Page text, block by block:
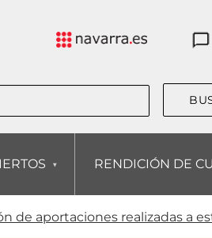
RENDICIÓN DE
de aportaciones realizadas a